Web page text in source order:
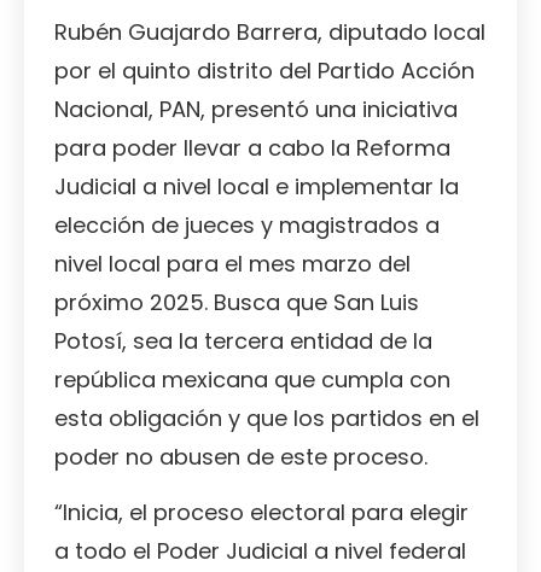
Rubén Guajardo Barrera, diputado local
por el quinto distrito del Partido Acción
Nacional, PAN, presentó una iniciativa
para poder llevar a cabo la Reforma
Judicial a nivel local e implementar la
elección de jueces y magistrados a
nivel local para el mes marzo del
próximo 2025. Busca que San Luis
Potosí, sea la tercera entidad de la
república mexicana que cumpla con
esta obligación y que los partidos en el
poder no abusen de este proceso.
“Inicia, el proceso electoral para elegir
a todo el Poder Judicial a nivel federal